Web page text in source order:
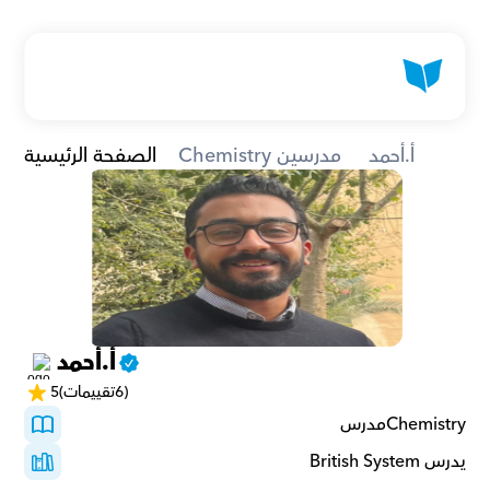
الصفحة الرئيسية Chemistry مدرسين أ.أحمد
أ.أحمد
5 (6تقييمات)
Chemistryمدرس
يدرس British System